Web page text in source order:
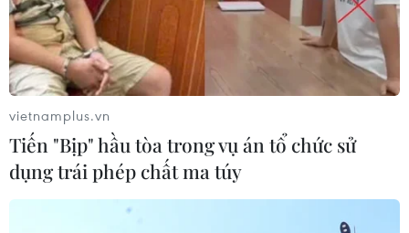
Mỹ hoàn trả khoảng 100 tỷ USD thuế
quan sau phán quyết của Tòa án Tối
cao
05/08/2026 22:58
Nhật Bản: Nội các thông qua chính
sách giảm thuế tiêu thụ thực phẩm
vietnamplus.vn
Tiến "Bịp" hầu tòa trong vụ án tổ chức sử
dụng trái phép chất ma túy